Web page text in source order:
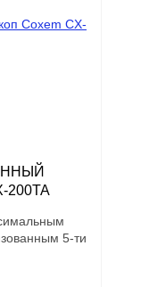
200TA
5-ти